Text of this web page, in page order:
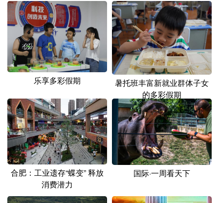
乐享多彩假期
暑托班丰富新就业群体子女
的多彩假期
合肥：工业遗存“蝶变” 释放
消费潜力
国际·一周看天下